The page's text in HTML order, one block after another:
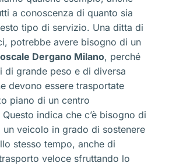
a conoscenza di quanto sia
tipo di servizio. Una ditta di
potrebbe avere bisogno di un
Dergano Milano, perché
di grande peso e di diversa
devono essere trasportate
piano di un centro
indica che c’è bisogno di
veicolo in grado di sostenere
stesso tempo, anche di
veloce sfruttando lo